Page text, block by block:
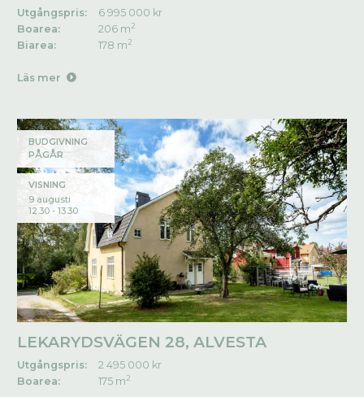
Utgångspris:
6 995 000 kr
Boarea:
206 m2
Biarea: 178 m2
Läs mer
BUDGIVNING
PÅGÅR
VISNING
9 augusti
12.30 - 13.30
LEKARYDSVÄGEN 28, ALVESTA
Utgångspris:
2 495 000 kr
Boarea:
175 m2